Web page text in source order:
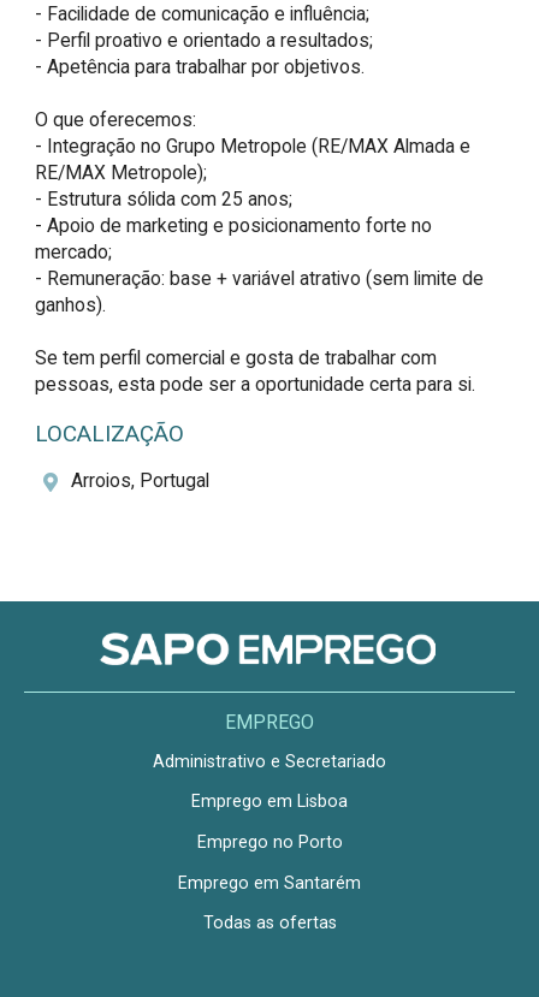
- Facilidade de comunicação e influência;
- Perfil proativo e orientado a resultados;
- Apetência para trabalhar por objetivos.
O que oferecemos:
- Integração no Grupo Metropole (RE/MAX Almada e
RE/MAX Metropole);
- Estrutura sólida com 25 anos;
- Apoio de marketing e posicionamento forte no
mercado;
- Remuneração: base + variável atrativo (sem limite de
ganhos).
Se tem perfil comercial e gosta de trabalhar com
pessoas, esta pode ser a oportunidade certa para si.
LOCALIZAÇÃO
Arroios, Portugal
EMPREGO
Administrativo e Secretariado
Emprego em Lisboa
Emprego no Porto
Emprego em Santarém
Todas as ofertas